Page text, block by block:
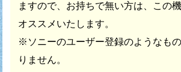
ますので、 お持ちで無い方は、この
オススメいたします。
※ソニーのユーザー登録のようなも
りません。